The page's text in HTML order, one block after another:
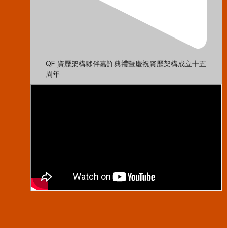
QF 資歷架構夥伴嘉許典禮暨慶祝資歷架構成立十五
周年